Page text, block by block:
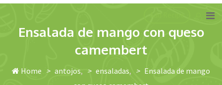
contentEnsalada de mango con queso
camembert
Home > antojos > ensaladas > Ensalada de mango